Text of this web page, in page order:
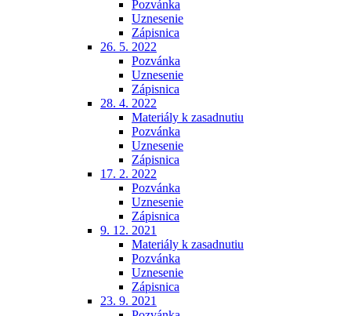
Pozvánka
Uznesenie
Zápisnica
26. 5. 2022
Pozvánka
Uznesenie
Zápisnica
28. 4. 2022
Materiály k zasadnutiu
Pozvánka
Uznesenie
Zápisnica
17. 2. 2022
Pozvánka
Uznesenie
Zápisnica
9. 12. 2021
Materiály k zasadnutiu
Pozvánka
Uznesenie
Zápisnica
23. 9. 2021